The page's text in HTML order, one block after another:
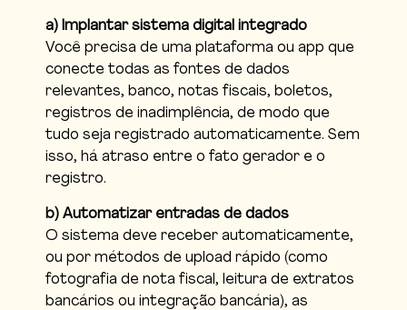
a) Implantar sistema digital integrado
Você precisa de uma plataforma ou app que
conecte todas as fontes de dados
relevantes, banco, notas fiscais, boletos,
registros de inadimplência, de modo que
tudo seja registrado automaticamente. Sem
isso, há atraso entre o fato gerador e o
registro.
b) Automatizar entradas de dados
O sistema deve receber automaticamente,
ou por métodos de upload rápido (como
fotografia de nota fiscal, leitura de extratos
bancários ou integração bancária), as